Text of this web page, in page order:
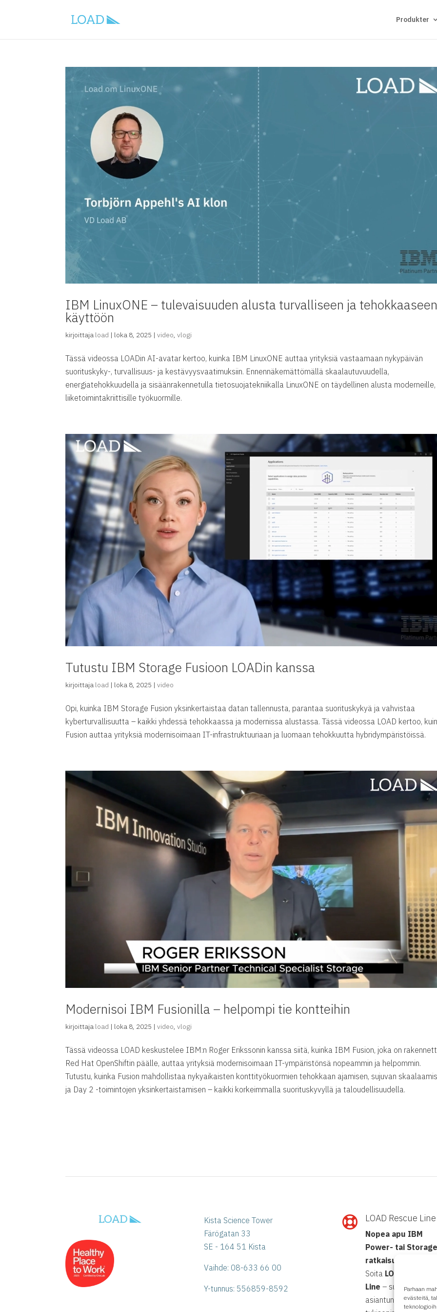
Parhaan
evästeitä,
Produkter
IBM LinuxONE – tulevaisuuden alusta turvalliseen ja
käyttöön
kirjoittaja load | loka 8, 2025 |video,vlogi
Tässä videossa LOADin AI-avatar kertoo, kuinka IBM LinuxONE auttaa yrityksiä vastaamaan nykypäivän
suorituskyky-, turvallisuus- ja kestävyysvaatimuksiin. Ennennäkemättömällä skaalautuvuudella,
energiatehokkuudella ja sisäänrakennetulla tietosuojatekniikalla LinuxONE on täydellinen alusta moderneille,
liiketoimintakriittisille työkuormille.
Tutustu IBM Storage Fusioon LOADin kanssa
kirjoittaja load | loka 8, 2025 |video
Opi, kuinka IBM Storage Fusion yksinkertaistaa datan tallennusta, parantaa suorituskykyä ja vahvistaa
kyberturvallisuutta – kaikki yhdessä tehokkaassa ja modernissa alustassa. Tässä videossa LOAD kertoo,
Fusion auttaa yrityksiä modernisoimaan IT-infrastruktuuriaan ja luomaan tehokkuutta hybridympäristöissä.
Modernisoi IBM Fusionilla – helpompi tie kontteihin
kirjoittaja load | loka 8, 2025 |video,vlogi
Tässä videossa LOAD keskustelee IBM:n Roger Erikssonin kanssa siitä, kuinka IBM Fusion, joka on
Red Hat OpenShiftin päälle, auttaa yrityksiä modernisoimaan IT-ympäristönsä nopeammin ja helpommin.
Tutustu, kuinka Fusion mahdollistaa nykyaikaisten konttityökuormien tehokkaan ajamisen, sujuvan
ja Day 2 -toimintojen yksinkertaistamisen – kaikki korkeimmalla suorituskyvyllä ja taloudellisuudella.
Kista Science Tower
Färögatan 33
SE - 164 51 Kista
Vaihde: 08-633 66 00
Y-tunnus: 556859-8592
 LOAD Rescue Line
Nopea apu IBM
Power- tai
ratkaisuihin?
Soita LOAD Rescue
Line – suora yhteys
asiantuntijoihimme